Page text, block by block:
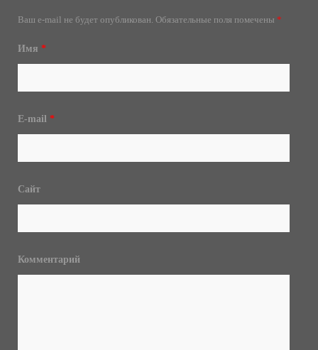
Ваш e-mail не будет опубликован. Обязательные поля помечены *
Имя *
E-mail *
Сайт
Комментарий